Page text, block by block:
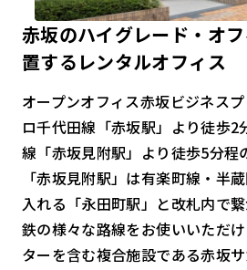
赤坂のハイグレード・オ
置するレンタルオフィス
オープンオフィス赤坂ビジネス
ロ千代田線「赤坂駅」より徒歩2
線「赤坂見附駅」より徒歩5分程
「赤坂見附駅」は有楽町線・半
入れる「永田町駅」と改札内で
鉄の様々な路線をお使いいただ
ターを含む複合施設である赤坂